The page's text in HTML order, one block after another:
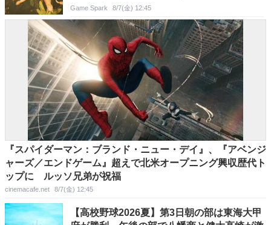
デ8月11日配信
Game Spark 8/7(金) 12:45
『スパイダーマン：ブランド・ニュー・デイ』、『アベンジ
ャーズ／エンドゲーム』超えで北米オープニング興収歴代ト
ップに ルッソ兄弟が祝福
cinemacafe.net 8/7(金) 12:45
【高校野球2026夏】第3日朝の部は東海大甲